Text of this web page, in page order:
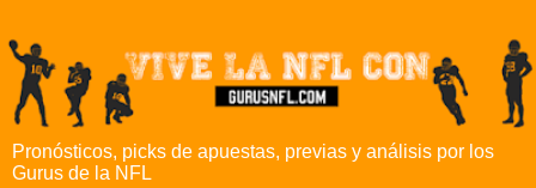
Pronósticos, picks de apuestas, previas y análisis por los
Gurus de la NFL